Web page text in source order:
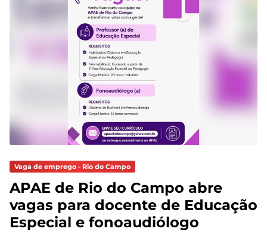
Vaga de emprego - Rio do Campo
APAE de Rio do Campo abre
vagas para docente de Educação
Especial e fonoaudiólogo